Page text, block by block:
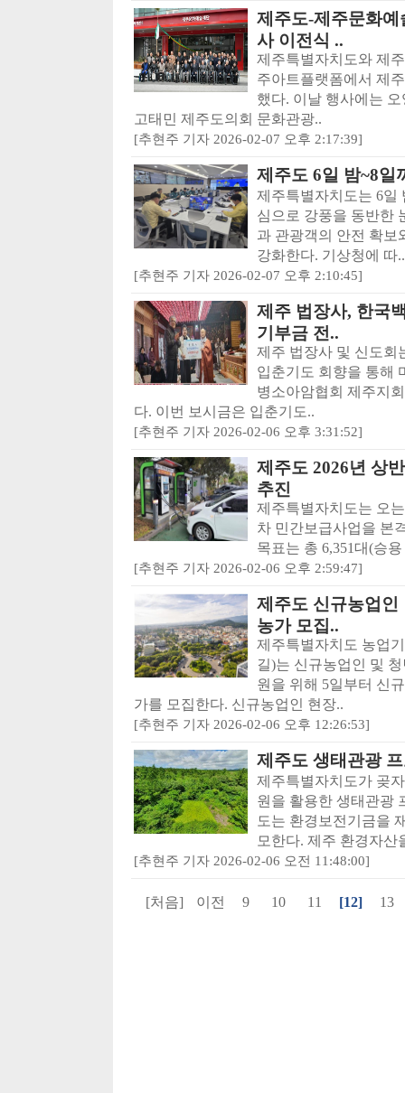
제주도-제주문화
사 이전식 ..
제주특별자치도와 제
주아트플랫폼에서 제
했다. 이날 행사에는
고태민 제주도의회 문화관광..
[추현주 기자 2026-02-07 오후 2:17:39]
제주도 6일 밤~8일
제주특별자치도는 6일
심으로 강풍을 동반한
과 관광객의 안전 확보
강화한다. 기상청에 따..
[추현주 기자 2026-02-07 오후 2:10:45]
제주 법장사, 한국
기부금 전..
제주 법장사 및 신도회
입춘기도 회향을 통해
병소아암협회 제주지
다. 이번 보시금은 입춘기도..
[추현주 기자 2026-02-06 오후 3:31:52]
제주도 2026년 상
추진
제주특별자치도는 오
차 민간보급사업을 본
목표는 총 6,351대(승
[추현주 기자 2026-02-06 오후 2:59:47]
제주도 신규농업인
농가 모집..
제주특별자치도 농업
길)는 신규농업인 및
원을 위해 5일부터 신
가를 모집한다. 신규농업인 현장..
[추현주 기자 2026-02-06 오후 12:26:53]
제주도 생태관광
제주특별자치도가 곶
원을 활용한 생태관광
도는 환경보전기금을
모한다. 제주 환경자산
[추현주 기자 2026-02-06 오전 11:48:00]
[처음] 이전 9 10 11 [12] 13